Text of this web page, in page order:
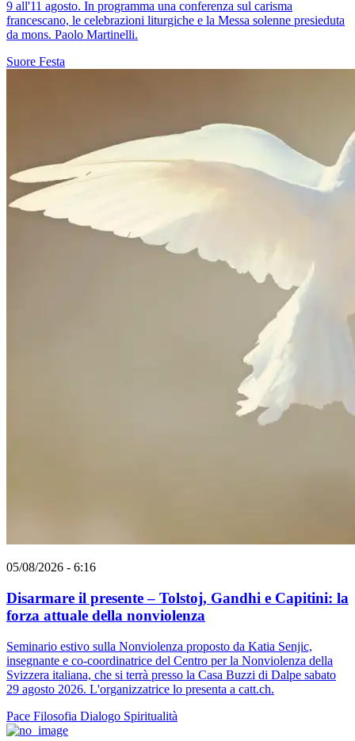
9 all'11 agosto. In programma una conferenza sul carisma
francescano, le celebrazioni liturgiche e la Messa solenne presieduta
da mons. Paolo Martinelli.
Suore Festa
05/08/2026 - 6:16
Disarmare il presente – Tolstoj, Gandhi e Capitini: la
forza attuale della nonviolenza
Seminario estivo sulla Nonviolenza proposto da Katia Senjic,
insegnante e co-coordinatrice del Centro per la Nonviolenza della
Svizzera italiana, che si terrà presso la Casa Buzzi di Dalpe sabato
29 agosto 2026. L'organizzatrice lo presenta a catt.ch.
Pace Filosofia Dialogo Spiritualità